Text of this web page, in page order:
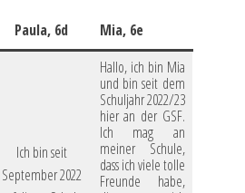
Paula, 6d Mia, 6e
Ich bin seit
September 2022
Hallo, ich bin Mia
und bin seit dem
Schuljahr 2022/23
hier an der GSF.
Ich mag an
meiner Schule,
dass ich viele tolle
Freunde habe,